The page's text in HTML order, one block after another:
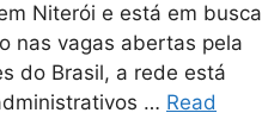
Niterói e está em busca
nas vagas abertas pela
do Brasil, a rede está
… Read